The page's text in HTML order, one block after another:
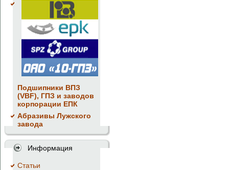
Подшипники ВПЗ
(VBF), ГПЗ и заводов
корпорации ЕПК
Абразивы Лужского
завода
Информация
Cтатьи